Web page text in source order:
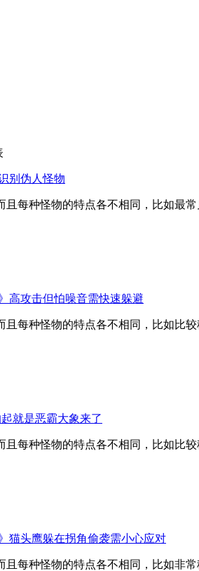
别伪人怪物
且每种怪物的特点各不相同，比如最
高攻击但怕噪音需快速躲避
且每种怪物的特点各不相同，比如比
就是恶霸大象来了
且每种怪物的特点各不相同，比如
猫头鹰躲在拐角偷袭需小心应对
且每种怪物的特点各不相同，比如